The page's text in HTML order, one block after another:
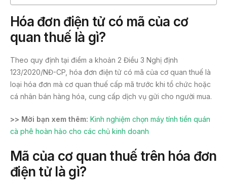
Hóa đơn điện tử có mã của cơ
quan thuế là gì?
Theo quy định tại điểm a khoản 2 Điều 3 Nghị định
123/2020/NĐ-CP, hóa đơn điện tử có mã của cơ quan thuế là
loại hóa đơn mà cơ quan thuế cấp mã trước khi tổ chức hoặc
cá nhân bán hàng hóa, cung cấp dịch vụ gửi cho người mua.
>> Mời bạn xem thêm: Kinh nghiệm chọn máy tính tiền quán
cà phê hoàn hảo cho các chủ kinh doanh
Mã của cơ quan thuế trên hóa đơn
điện tử là gì?